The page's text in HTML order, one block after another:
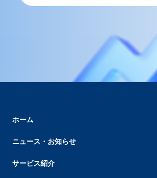
ホーム
ニュース・お知らせ
サービス紹介